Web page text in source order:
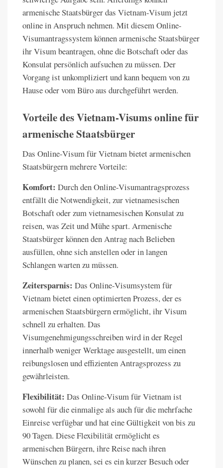
armenische Staatsbürger das Vietnam-Visum jetzt
online in Anspruch nehmen. Mit diesem Online-
Visumantragssystem können armenische Staatsbürger
ihr Visum beantragen, ohne die Botschaft oder das
Konsulat persönlich aufsuchen zu müssen. Der
Vorgang ist unkompliziert und kann bequem von zu
Hause oder vom Büro aus durchgeführt werden.
Vorteile des Vietnam-Visums online für
armenische Staatsbürger
Das Online-Visum für Vietnam bietet armenischen
Staatsbürgern mehrere Vorteile:
Komfort: Durch den Online-Visumantragsprozess
entfällt die Notwendigkeit, zur vietnamesischen
Botschaft oder zum vietnamesischen Konsulat zu
reisen, was Zeit und Mühe spart. Armenische
Staatsbürger können den Antrag nach Belieben
ausfüllen, ohne sich anstellen oder in langen
Schlangen warten zu müssen.
Zeitersparnis: Das Online-Visumsystem für
Vietnam bietet einen optimierten Prozess, der es
armenischen Staatsbürgern ermöglicht, ihr Visum
schnell zu erhalten. Das
Visumgenehmigungsschreiben wird in der Regel
innerhalb weniger Werktage ausgestellt, um einen
reibungslosen und effizienten Antragsprozess zu
gewährleisten.
Flexibilität: Das Online-Visum für Vietnam ist
sowohl für die einmalige als auch für die mehrfache
Einreise verfügbar und hat eine Gültigkeit von bis zu
90 Tagen. Diese Flexibilität ermöglicht es
armenischen Bürgern, ihre Reise nach ihren
Wünschen zu planen, sei es ein kurzer Besuch oder